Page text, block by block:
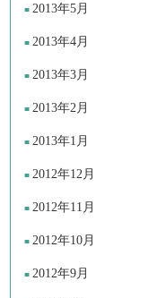
2013年5月
2013年4月
2013年3月
2013年2月
2013年1月
2012年12月
2012年11月
2012年10月
2012年9月